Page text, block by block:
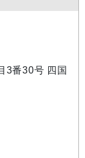
3番30号 四国